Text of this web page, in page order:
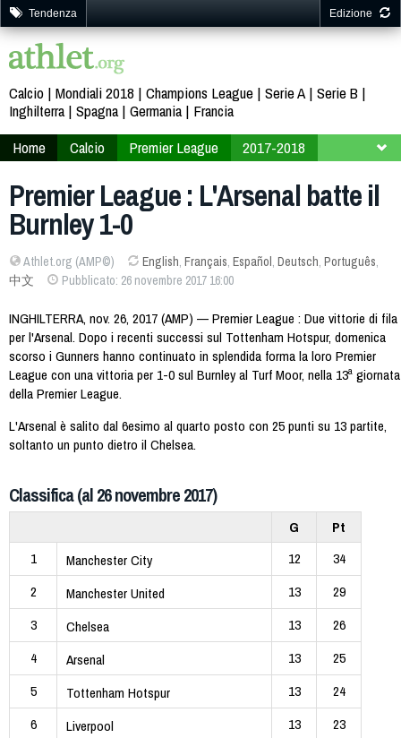
Tendenza Edizione
Calcio Mondiali 2018 Champions League Serie A Serie B
Inghilterra Spagna Germania
Francia
Home
Calcio Premier League
2017-2018
Premier League : L'Arsenal batte il
Burnley 1-0
Athlet.org (AMP©) English, Français, Español, Deutsch, Português,
中文
Pubblicato: 26 novembre 2017 16:00
INGHILTERRA, nov. 26, 2017 (AMP) — Premier League : Due vittorie di fila
per l'Arsenal. Dopo i recenti successi sul Tottenham Hotspur, domenica
scorso i Gunners hanno continuato in splendida forma la loro Premier
League con una vittoria per 1-0 sul Burnley al Turf Moor, nella 13ª giornata
della Premier League.
L'Arsenal è salito dal 6esimo al quarto posto con 25 punti su 13 partite,
soltanto un punto dietro il Chelsea.
Classifica (al 26 novembre 2017)
G
Pt
1
Manchester City 12
34
2
Manchester United 13
29
3
Chelsea 13
26
4
Arsenal 13
25
5
Tottenham Hotspur 13
24
6
Liverpool 13
23